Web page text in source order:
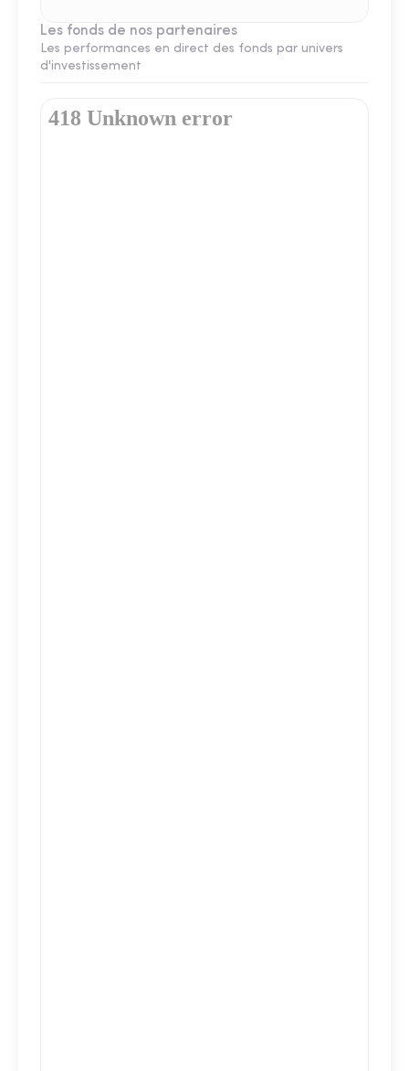
Les fonds de nos partenaires
Les performances en direct des fonds par univers
d'investissement